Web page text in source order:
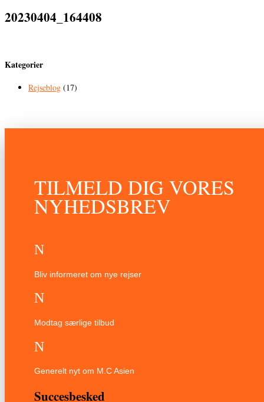
20230404_164408
Kategorier
Rejseblog (17)
TILMELD DIG VORES
NYHEDSBREV
N
Bliv informeret om nye rejser
N
Modtag særlige tilbud
N
Generelt nyt om M.C Asien
Succesbesked